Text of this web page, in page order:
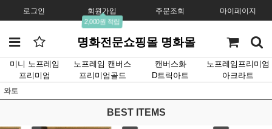
로그인 회원가입
2,000원 적립
주문조회 마이페이지
명화전문쇼핑몰 명화몰
미니 노프레임 노프레임 캔버스 캔버스화
노프레임프리미엄
프리미엄
프리미엄골드 D트릭아트 아크라트
와토
BEST ITEMS